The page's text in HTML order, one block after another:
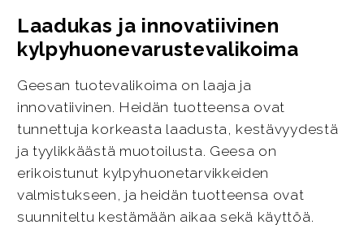
Laadukas ja innovatiivinen
kylpyhuonevarustevalikoima
Geesan tuotevalikoima on laaja ja
innovatiivinen. Heidän tuotteensa ovat
tunnettuja korkeasta laadusta, kestävyydestä
ja tyylikkäästä muotoilusta. Geesa on
erikoistunut kylpyhuonetarvikkeiden
valmistukseen, ja heidän tuotteensa ovat
suunniteltu kestämään aikaa sekä käyttöä.